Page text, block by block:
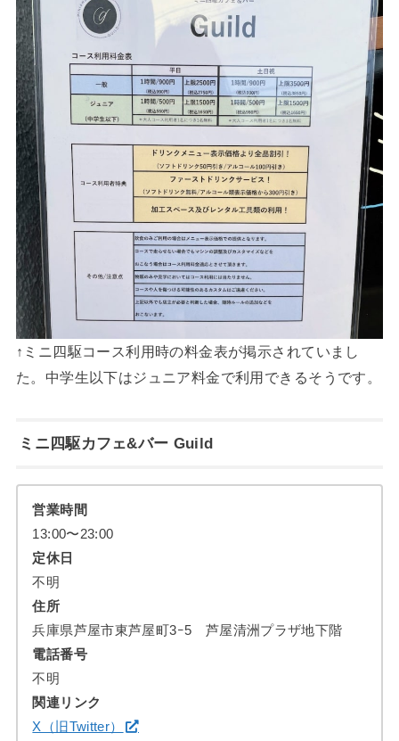
↑ミニ四駆コース利用時の料金表が掲示されていまし
た。中学生以下はジュニア料金で利用できるそうです。
ミニ四駆カフェ&バー Guild
営業時間
13:00〜23:00
定休日
不明
住所
兵庫県芦屋市東芦屋町3ｰ5 芦屋清洲プラザ地下階
電話番号
不明
関連リンク
X（旧Twitter）